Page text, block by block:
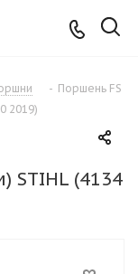
- Поршень FS
2019)
STIHL (4134